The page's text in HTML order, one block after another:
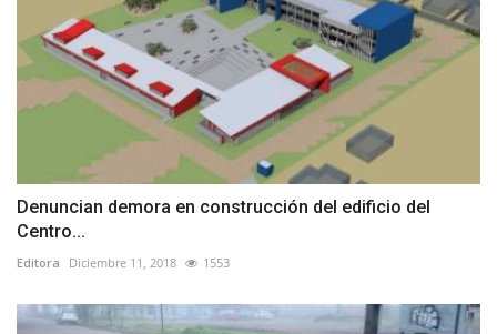
Denuncian demora en construcción del edificio del
Centro...
Editora Diciembre 11, 2018 1553